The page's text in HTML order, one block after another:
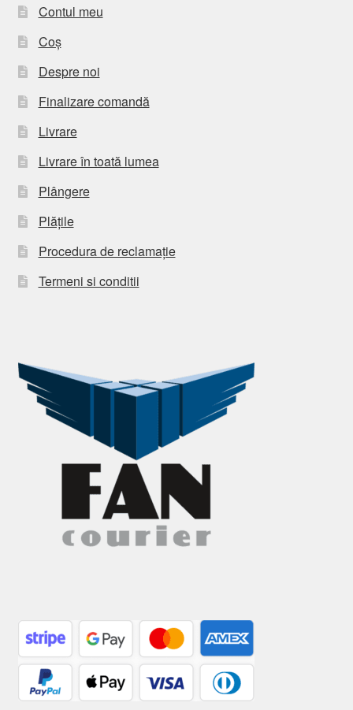
Contul meu
Coș
Despre noi
Finalizare comandă
Livrare
Livrare în toată lumea
Plângere
Plățile
Procedura de reclamație
Termeni si conditii